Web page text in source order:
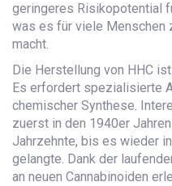
geringeres Risikopotential
was es für viele Menschen
macht.
Die Herstellung von HHC
Es erfordert spezialisierte
chemischer Synthese.
zuerst in den 1940er
Jahrzehnte, bis es wieder
gelangte. Dank der
an neuen Cannabinoiden